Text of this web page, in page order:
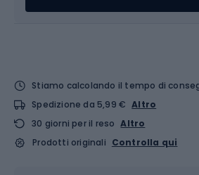
Stiamo calcolando il tempo di
Spedizione da 5,99 € Altro
30 giorni per il reso Altro
Prodotti originali Controlla qui